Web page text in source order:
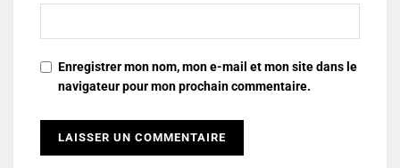
Enregistrer mon nom, mon e-mail et mon site dans le
navigateur pour mon prochain commentaire.